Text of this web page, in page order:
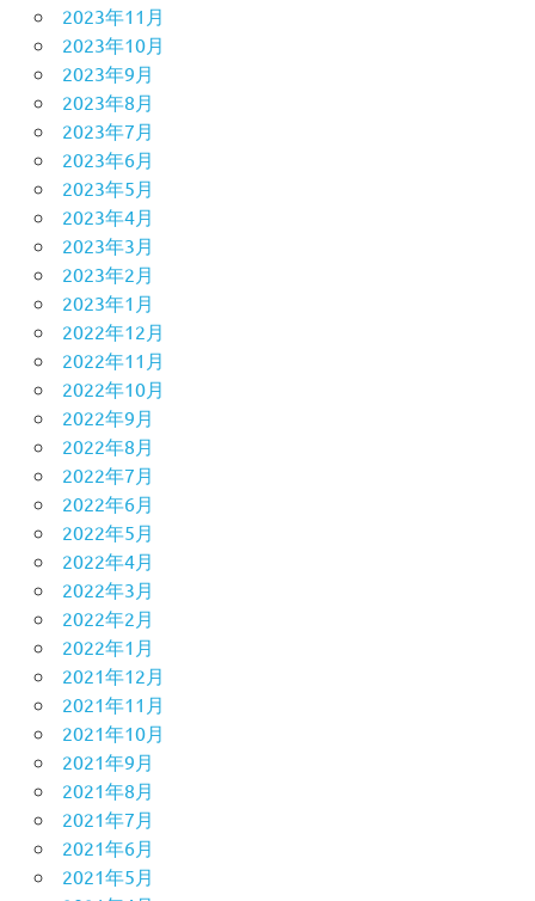
2023年11月
2023年10月
2023年9月
2023年8月
2023年7月
2023年6月
2023年5月
2023年4月
2023年3月
2023年2月
2023年1月
2022年12月
2022年11月
2022年10月
2022年9月
2022年8月
2022年7月
2022年6月
2022年5月
2022年4月
2022年3月
2022年2月
2022年1月
2021年12月
2021年11月
2021年10月
2021年9月
2021年8月
2021年7月
2021年6月
2021年5月